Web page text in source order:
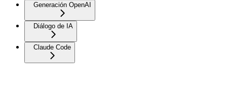
Generación OpenAI
Diálogo de IA
Claude Code